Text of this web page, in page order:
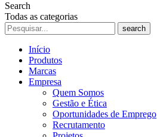
Search
Todas as categorias
search
Início
Produtos
Marcas
Empresa
Quem Somos
Gestão e Ética
Oportunidades de Emprego
Recrutamento